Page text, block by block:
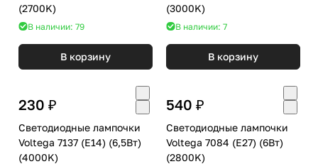
(2700K)
В наличии: 79
В корзину
(3000K)
В наличии: 7
В корзину
230 ₽
Светодиодные лампочки
Voltega 7137 (E14) (6,5Вт)
(4000K)
540 ₽
Светодиодные лампочки
Voltega 7084 (E27) (6Вт)
(2800K)